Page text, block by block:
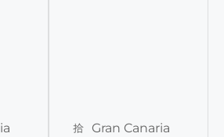
Gran Canaria